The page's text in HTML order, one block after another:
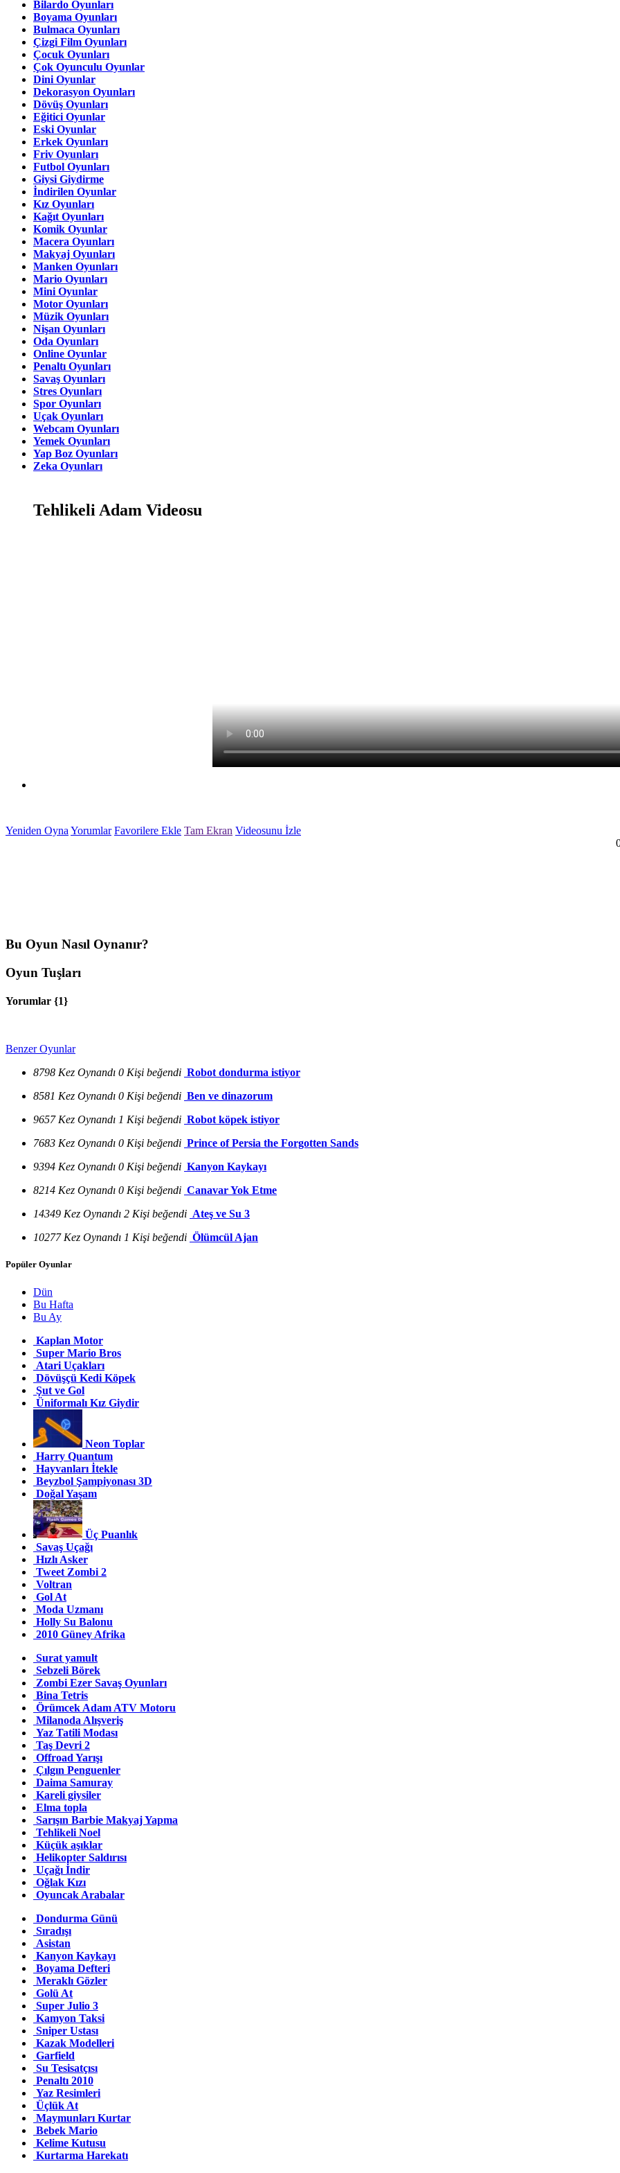
Bilardo Oyunları
Boyama Oyunları
Bulmaca Oyunları
Çizgi Film Oyunları
Çocuk Oyunları
Çok Oyunculu Oyunlar
Dini Oyunlar
Dekorasyon Oyunları
Dövüş Oyunları
Eğitici Oyunlar
Eski Oyunlar
Erkek Oyunları
Friv Oyunları
Futbol Oyunları
Giysi Giydirme
İndirilen Oyunlar
Kız Oyunları
Kağıt Oyunları
Komik Oyunlar
Macera Oyunları
Makyaj Oyunları
Manken Oyunları
Mario Oyunları
Mini Oyunlar
Motor Oyunları
Müzik Oyunları
Nişan Oyunları
Oda Oyunları
Online Oyunlar
Penaltı Oyunları
Savaş Oyunları
Stres Oyunları
Spor Oyunları
Uçak Oyunları
Webcam Oyunları
Yemek Oyunları
Yap Boz Oyunları
Zeka Oyunları
Tehlikeli Adam Videosu
Yeniden Oyna Yorumlar Favorilere Ekle Tam Ekran Videosunu İzle
Bu Oyun Nasıl Oynanır?
Oyun Tuşları
Yorumlar {1}
Benzer Oyunlar
8798 Kez Oynandı 0 Kişi beğendi Robot dondurma istiyor
8581 Kez Oynandı 0 Kişi beğendi Ben ve dinazorum
9657 Kez Oynandı 1 Kişi beğendi Robot köpek istiyor
7683 Kez Oynandı 0 Kişi beğendi Prince of Persia the Forgotten Sands
9394 Kez Oynandı 0 Kişi beğendi Kanyon Kaykayı
8214 Kez Oynandı 0 Kişi beğendi Canavar Yok Etme
14349 Kez Oynandı 2 Kişi beğendi Ateş ve Su 3
10277 Kez Oynandı 1 Kişi beğendi Ölümcül Ajan
Popüler Oyunlar
Dün
Bu Hafta
Bu Ay
Kaplan Motor
Super Mario Bros
Atari Uçakları
Dövüşçü Kedi Köpek
Şut ve Gol
Üniformalı Kız Giydir
Neon Toplar
Harry Quantum
Hayvanları İtekle
Beyzbol Şampiyonası 3D
Doğal Yaşam
Üç Puanlık
Savaş Uçağı
Hızlı Asker
Tweet Zombi 2
Voltran
Gol At
Moda Uzmanı
Holly Su Balonu
2010 Güney Afrika
Surat yamult
Sebzeli Börek
Zombi Ezer Savaş Oyunları
Bina Tetris
Örümcek Adam ATV Motoru
Milanoda Alışveriş
Yaz Tatili Modası
Taş Devri 2
Offroad Yarışı
Çılgın Penguenler
Daima Samuray
Kareli giysiler
Elma topla
Sarışın Barbie Makyaj Yapma
Tehlikeli Noel
Küçük aşıklar
Helikopter Saldırısı
Uçağı İndir
Oğlak Kızı
Oyuncak Arabalar
Dondurma Günü
Sıradışı
Asistan
Kanyon Kaykayı
Boyama Defteri
Meraklı Gözler
Golü At
Super Julio 3
Kamyon Taksi
Sniper Ustası
Kazak Modelleri
Garfield
Su Tesisatçısı
Penaltı 2010
Yaz Resimleri
Üçlük At
Maymunları Kurtar
Bebek Mario
Kelime Kutusu
Kurtarma Harekatı